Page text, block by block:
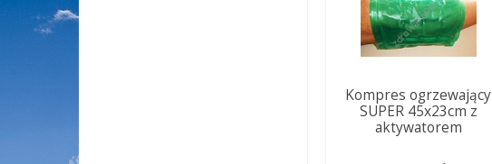
Kompres ogrzewający
SUPER 45x23cm z
aktywatorem